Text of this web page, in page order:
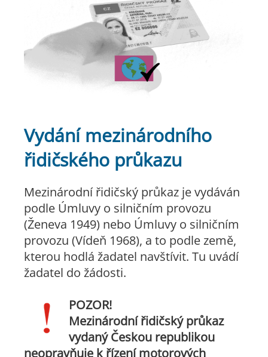
Vydání mezinárodního
řidičského průkazu
Mezinárodní řidičský průkaz je vydáván
podle Úmluvy o silničním provozu
(Ženeva 1949) nebo Úmluvy o silničním
provozu (Vídeň 1968), a to podle země,
kterou hodlá žadatel navštívit. Tu uvádí
žadatel do žádosti.
POZOR!
Mezinárodní řidičský průkaz
vydaný Českou republikou
neopravňuje k řízení motorových